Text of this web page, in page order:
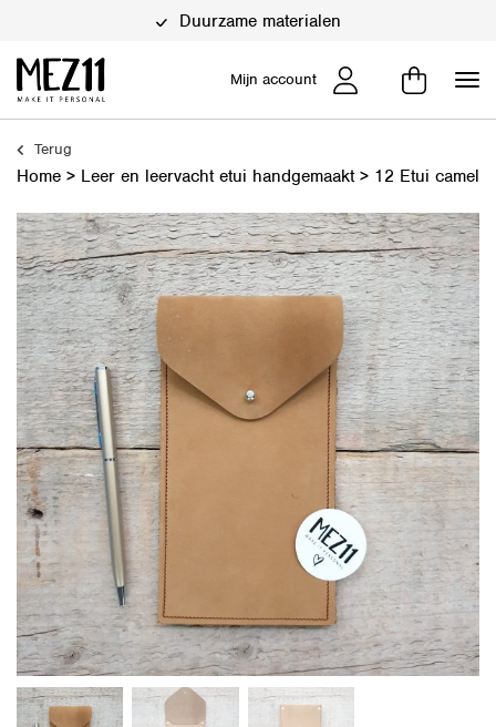
Duurzame materialen
Mijn account
Terug
Home > Leer en leervacht etui handgemaakt> 12 Etui camel